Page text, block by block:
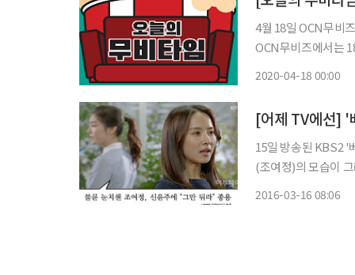
4월 18일 OCN무비
OCN무비즈에서는
2020-04-18 00:00
15일 방송된 KBS2 '
(조여정)의 모습이
2016-03-16 08:06